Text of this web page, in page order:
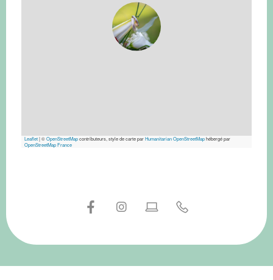
Leaflet|©OpenStreetMapcontributeurs, style de carte parHumanitarian OpenStreetMaphébergé par
OpenStreetMap France